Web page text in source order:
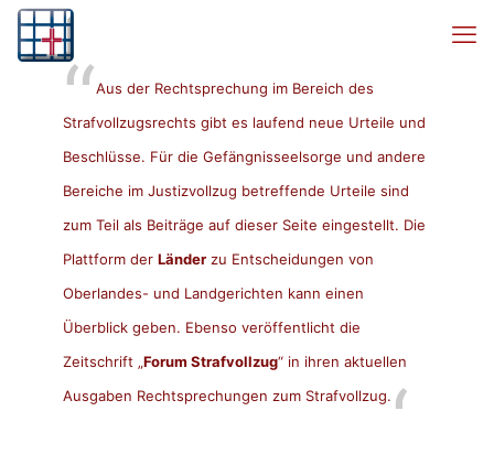
Aus der Rechtsprechung im Bereich des
Strafvollzugsrechts gibt es laufend neue Urteile und
Beschlüsse. Für die Gefängnisseelsorge und andere
Bereiche im Justizvollzug betreffende Urteile sind
zum Teil als Beiträge auf dieser Seite eingestellt. Die
Plattform der Länderzu Entscheidungen von
Oberlandes- und Landgerichten kann einen
Überblick geben. Ebenso veröffentlicht die
Zeitschrift „Forum Strafvollzug“ in ihren aktuellen
Ausgaben Rechtsprechungen zum Strafvollzug.